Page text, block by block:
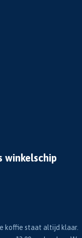
winkelschip
koffie staat altijd klaar.